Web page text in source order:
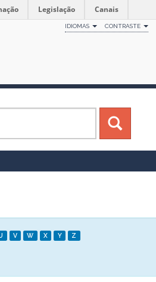
Legislação Canais
IDIOMAS CONTRASTE
V W X Y Z